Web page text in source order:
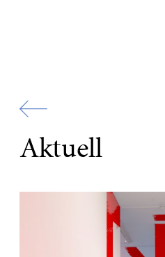
Aktuell